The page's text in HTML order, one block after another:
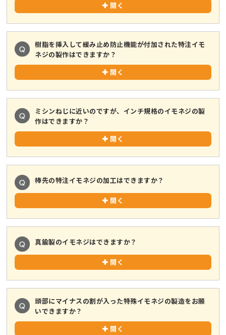
開く
樹脂を挿入して緩み止め防止機能が付加された特注イモ
ネジの製作はできますか？
開く
ミシンねじに近いのですが、インチ規格のイモネジの製
作はできますか？
開く
棒先の特注イモネジの加工はできますか？
開く
真鍮製のイモネジはできますか？
開く
頭部にマイナスの割が入った特殊イモネジの製造をお願
いできますか？
開く